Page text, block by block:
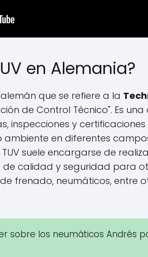
en Alemania?
que se refiere a la
de Control Técnico". Es
inspecciones y
en diferentes
suele encargarse de
calidad y seguridad para
frenado, neumáticos, entre
sobre los neumáticos Andrés